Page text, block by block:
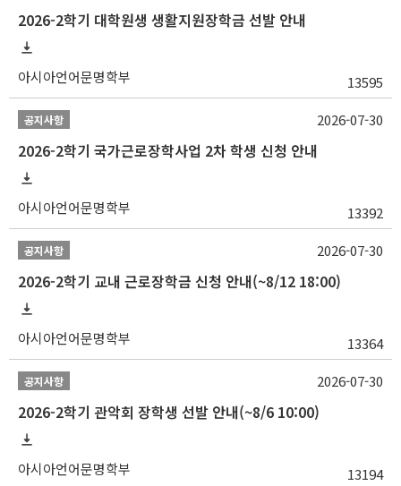
2026-2학기 대학원생 생활지원장학금 선발 안내
아시아언어문명학부 13595
공지사항
2026-2학기 국가근로장학사업 2차 학생 신청 안내
아시아언어문명학부 13392
2026-07-30
공지사항
2026-2학기 교내 근로장학금 신청 안내(~8/12 18:00)
아시아언어문명학부 13364
2026-07-30
공지사항
2026-2학기 관악회 장학생 선발 안내(~8/6 10:00)
아시아언어문명학부 13194
2026-07-30